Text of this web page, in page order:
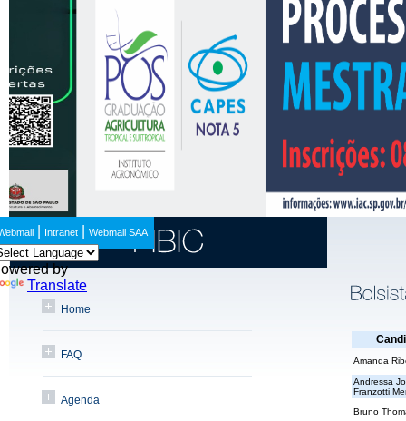
Intranet |Webmail SAA
by
Translate
Home
FAQ
Agenda
Amanda
Andressa
Franzotti
Bruno